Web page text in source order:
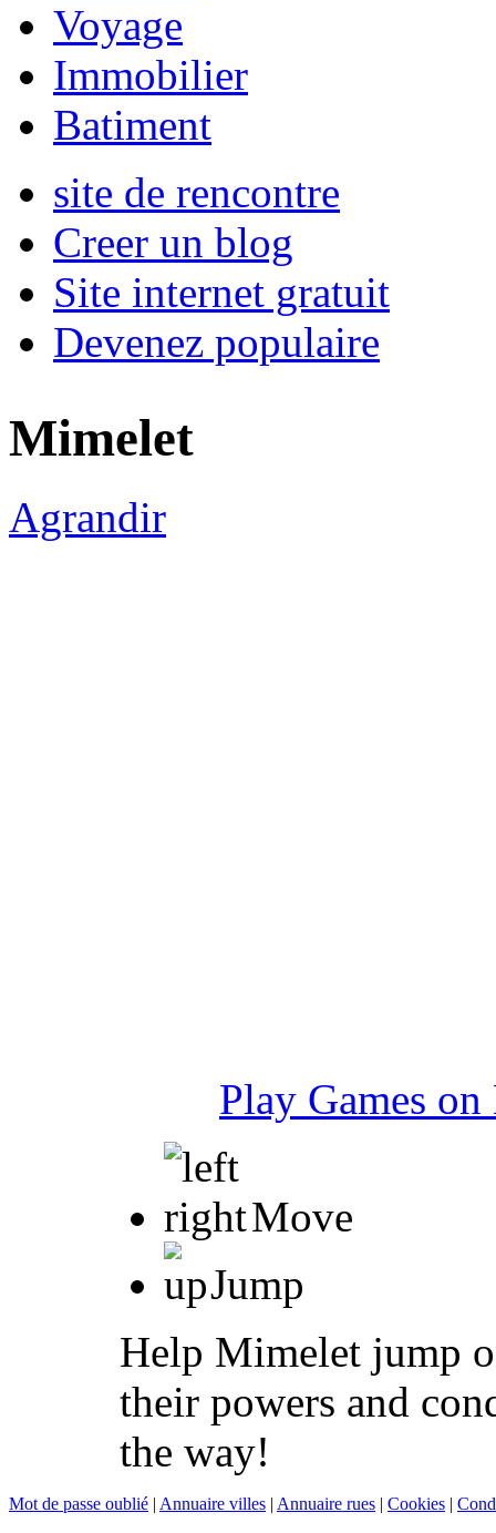
Voyage
Immobilier
Batiment
site de rencontre
Creer un blog
Site internet gratuit
Devenez populaire
Mimelet
Agrandir
Play Games
Move
Jump
Help Mimelet jump
their powers and
the way!
Mot de passe oublié | Annuaire villes | Annuaire rues | Cookies |